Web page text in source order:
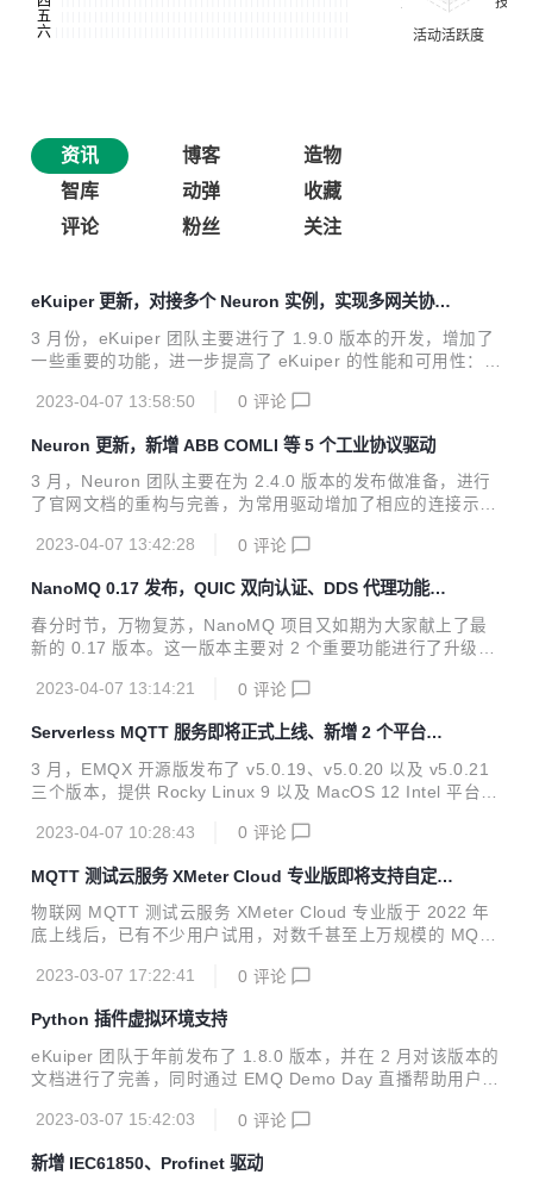
资讯 博客
造物
智库
动弹
收藏
评论
粉丝 关注
eKuiper 更新，对接多个 Neuron 实例，实现多网关协同
分析与设备联动
3 月份，eKuiper 团队主要进行了 1.9.0 版本的开发，增加了
一些重要的功能，进一步提高了 eKuiper 的性能和可用性： I
P 连接方面，我们提供了类 oAuth 的基于动态 token 的鉴权
边云传输的带宽损耗。 分析能力增强。我们添加了许多新的转
换函数，包括 JSON 字符串相关、base64 编码相关以及压缩
相关的函数，方便用户更灵活地处理和转换数据流。 运营效率
要的规则进行导入导出，实...
2023-04-07 13:58:50 0 评论
Neuron 更新，新增 ABB COMLI 等 5 个工业协议驱动
3 月，Neuron 团队主要在为 2.4.0 版本的发布做准备，进行
了官网文档的重构与完善，为常用驱动增加了相应的连接示例
串口连接 ABB 某些型号的 PLC。 新增驱动插件 南向驱动 IE
委员会 IEC 制定，定义了用于通信的数据模型、数据服务、通
信协议等。Neuron 目前实现了 IEC61850 下的 MMS 消息数
据，MMS 是一种面向连接的基于客户端/服务器架构的通信协
以及设备控制写入。 南向驱动 ...
2023-04-07 13:42:28 0 评论
NanoMQ 0.17 发布，QUIC 双向认证、DDS 代理功能升
级
春分时节，万物复苏，NanoMQ 项目又如期为大家献上了最
新的 0.17 版本。这一版本主要对 2 个重要功能进行了升级：
代码自动生成。另外还新增了 QUIC 传输层的配置参数，增加
诸多更新。 QUIC 双向认证 & 新增配置参数 自从 1994 年提
出了 SSL 协议的原始规范以来，TLS 协议也经过了多次版本
的更新。最新推出的 TLS 1.3 有望成为有史以来最安全但也最
复杂的 TLS 协议。相较于 TLS 1/1.1/1.2，1.3 版本具备更...
2023-04-07 13:14:21 0 评论
Serverless MQTT 服务即将正式上线、新增 2 个平台安
装包
3 月，EMQX 开源版发布了 v5.0.19、v5.0.20 以及 v5.0.21
三个版本，提供 Rocky Linux 9 以及 MacOS 12 Intel 平台安
che IoTDB 支持、HStreamDB 最新版本的适配、MongoDB
服务方面，EMQX Cloud Serverless 正式版即将于四月初正
式上线。该版本通过多租户技术和按量计费的模式，为用户提
供了极速的部署创建和有效的成本控制。 EMQX Rocky Linux
2023-04-07 10:28:43 0 评论
MQTT 测试云服务 XMeter Cloud 专业版即将支持自定义
场景测试
物联网 MQTT 测试云服务 XMeter Cloud 专业版于 2022 年
底上线后，已有不少用户试用，对数千甚至上万规模的 MQTT
持更多物联网协议测试的需求反馈。 新年伊始，XMeter 团队
义测试场景的重要功能，助力用户对更广泛的协议进行测试，
包括 TCP、WebSocket、HTTP 等。此外，XMeter Cloud
新版本还将在用户体验和产品性能上进一步提升与优化。 自定
义测试场景支持 XMeter Cloud 基础版及专业版均已提供多种
内置 MQTT ...
2023-03-07 17:22:41 0 评论
Python 插件虚拟环境支持
eKuiper 团队于年前发布了 1.8.0 版本，并在 2 月对该版本的
文档进行了完善，同时通过 EMQ Demo Day 直播帮助用户更
9.0 的开发，该版本将是一个较小的迭代版本，主要目标是实
了功能调研和规划工作，以及新功能 Python 插件虚拟环境支
2023-03-07 15:42:03 0 评论
新增 IEC61850、Profinet 驱动